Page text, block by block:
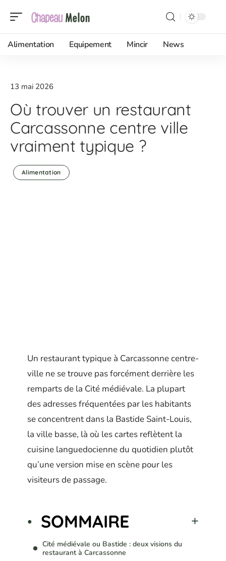
Alimentation Equipement Mincir News
13 mai 2026
Où trouver un restaurant
Carcassonne centre ville
vraiment typique ?
Alimentation
Un restaurant typique à Carcassonne centre-
ville ne se trouve pas forcément derrière les
remparts de la Cité médiévale. La plupart
des adresses fréquentées par les habitants
se concentrent dans la Bastide Saint-Louis,
la ville basse, là où les cartes reflètent la
cuisine languedocienne du quotidien plutôt
qu’une version mise en scène pour les
visiteurs de passage.
SOMMAIRE
Cité médiévale ou Bastide : deux visions du
restaurant à Carcassonne